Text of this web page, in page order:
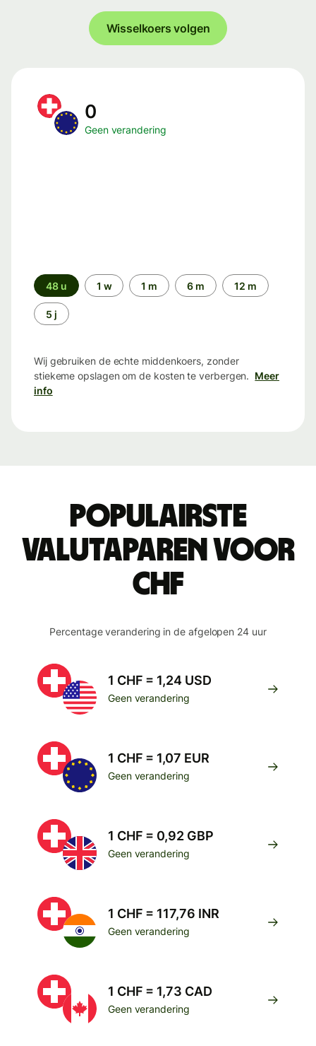
Wisselkoers volgen
0
Geen verandering
Periode
48 u 1 w 1 m 6 m 12 m
5 j
Wij gebruiken de echte middenkoers, zonder
stiekeme opslagen om de kosten te verbergen. Meer
info
Populairste
valutaparen voor
CHF
Percentage verandering in de afgelopen 24 uur
1 CHF = 1,24 USD
Geen verandering
1 CHF = 1,07 EUR
Geen verandering
1 CHF = 0,92 GBP
Geen verandering
1 CHF = 117,76 INR
Geen verandering
1 CHF = 1,73 CAD
Geen verandering